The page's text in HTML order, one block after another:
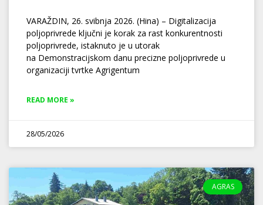
VARAŽDIN, 26. svibnja 2026. (Hina) – Digitalizacija
poljoprivrede ključni je korak za rast konkurentnosti
poljoprivrede, istaknuto je u utorak
na Demonstracijskom danu precizne poljoprivrede u
organizaciji tvrtke Agrigentum
READ MORE »
28/05/2026
AGRAS